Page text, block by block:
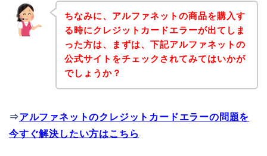
ちなみに、アルファネットの商品を購入す
る時にクレジットカードエラーが出てしま
った方は、まずは、下記アルファネットの
公式サイトをチェックされてみてはいかが
でしょうか？
⇒アルファネットのクレジットカードエラーの問題を
今すぐ解決したい方はこちら